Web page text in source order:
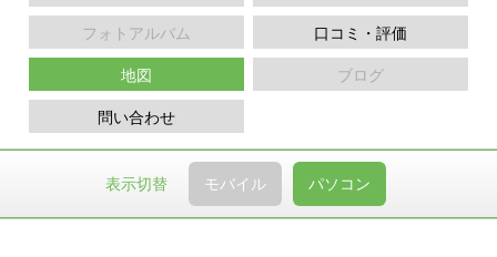
フォトアルバム 口コミ・評価
地図 ブログ
問い合わせ
表示切替 モバイル パソコン